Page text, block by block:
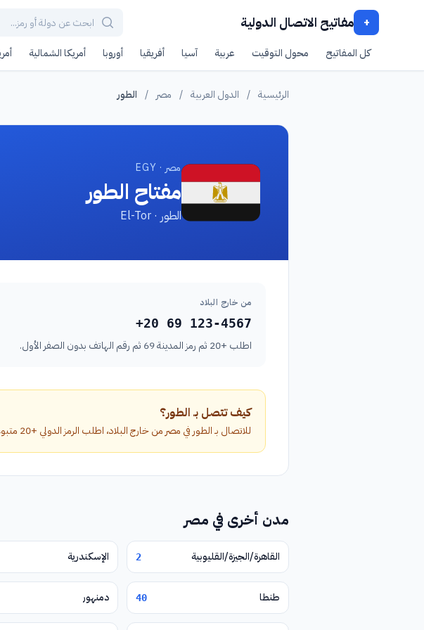
+ مفاتيح الاتصال الدولية
كل المفاتيح محول التوقيت عربية آسيا أفريقيا أوروبا أمريكا الشمالية
الرئيسية / الدول العربية / مصر / الطور
مصر · EGY
مفتاح الطور
الطور · El-Tor
من خارج البلاد
+20 69 123-4567
اطلب +20 ثم رمز المدينة 69 ثم رقم الهاتف بدون الصفر الأول.
كيف تتصل بـ الطور؟
للاتصال بـ الطور في مصر من خارج البلاد، اطلب الرمز الدولي +20 متبوعاً برمز المدينة 69 ثم رقم الهاتف المحلي بدون الصفر الأول.
مدن أخرى في مصر
القاهرة/الجيزة/القليوبية 2 الإسكندرية
طنطا 40 دمنهور